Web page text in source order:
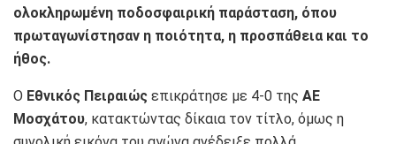
ολοκληρωμένη ποδοσφαιρική παράσταση, όπου
πρωταγωνίστησαν η ποιότητα, η προσπάθεια και το
ήθος.
Ο Εθνικός Πειραιώς επικράτησε με 4-0 της ΑΕ
Μοσχάτου, κατακτώντας δίκαια τον τίτλο, όμως η